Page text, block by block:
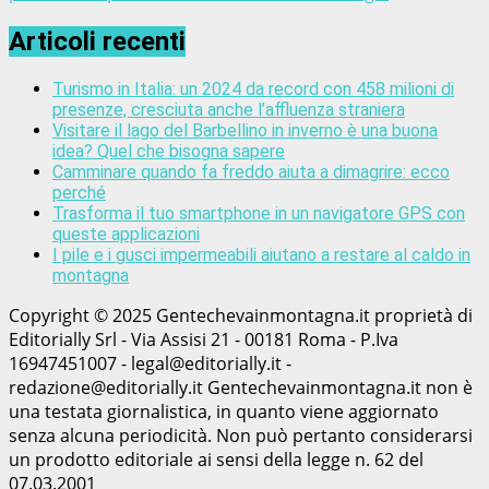
Articoli recenti
Turismo in Italia: un 2024 da record con 458 milioni di
presenze, cresciuta anche l’affluenza straniera
Visitare il lago del Barbellino in inverno è una buona
idea? Quel che bisogna sapere
Camminare quando fa freddo aiuta a dimagrire: ecco
perché
Trasforma il tuo smartphone in un navigatore GPS con
queste applicazioni
I pile e i gusci impermeabili aiutano a restare al caldo in
montagna
Copyright © 2025 Gentechevainmontagna.it proprietà di
Editorially Srl - Via Assisi 21 - 00181 Roma - P.Iva
16947451007 - legal@editorially.it -
redazione@editorially.it Gentechevainmontagna.it non è
una testata giornalistica, in quanto viene aggiornato
senza alcuna periodicità. Non può pertanto considerarsi
un prodotto editoriale ai sensi della legge n. 62 del
07.03.2001